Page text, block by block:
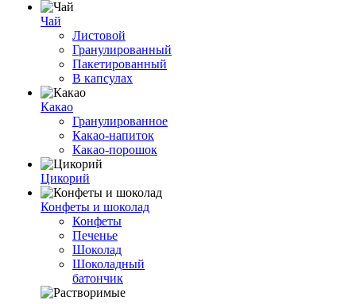
Чай
Листовой
Гранулированный
Пакетированный
В капсулах
Какао
Гранулированное
Какао-напиток
Какао-порошок
Цикорий
Конфеты и шоколад
Конфеты
Печенье
Шоколад
Шоколадный
батончик